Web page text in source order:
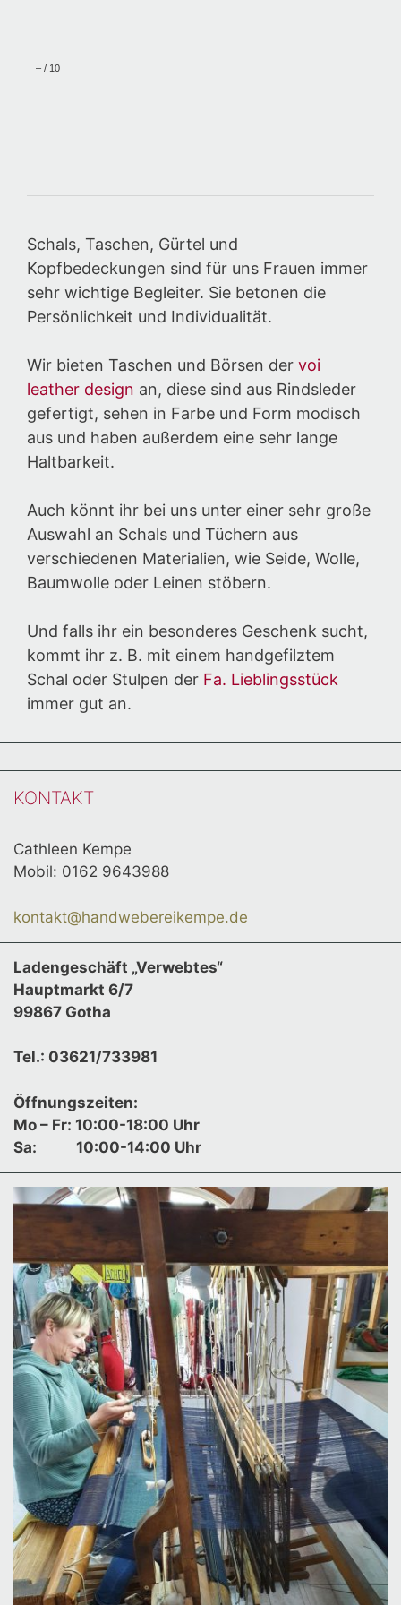
– / 10
Schals, Taschen, Gürtel und
Kopfbedeckungen sind für uns Frauen immer
sehr wichtige Begleiter. Sie betonen die
Persönlichkeit und Individualität.
Wir bieten Taschen und Börsen der voi
leather design an, diese sind aus Rindsleder
gefertigt, sehen in Farbe und Form modisch
aus und haben außerdem eine sehr lange
Haltbarkeit.
Auch könnt ihr bei uns unter einer sehr große
Auswahl an Schals und Tüchern aus
verschiedenen Materialien, wie Seide, Wolle,
Baumwolle oder Leinen stöbern.
Und falls ihr ein besonderes Geschenk sucht,
kommt ihr z. B. mit einem handgefilztem
Schal oder Stulpen der Fa. Lieblingsstück
immer gut an.
KONTAKT
Cathleen Kempe
Mobil: 0162 9643988
kontakt@handwebereikempe.de
Ladengeschäft „Verwebtes“
Hauptmarkt 6/7
99867 Gotha
Tel.: 03621/733981
Öffnungszeiten:
Mo – Fr: 10:00-18:00 Uhr
Sa: 10:00-14:00 Uhr